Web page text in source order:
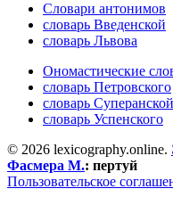
Словари антонимов
словарь Введенской
словарь Львова
Ономастические
словарь Петровского
словарь Суперанской
словарь Успенского
© 2026 lexicography.online.
Фасмера М.: пертуй
Пользовательское